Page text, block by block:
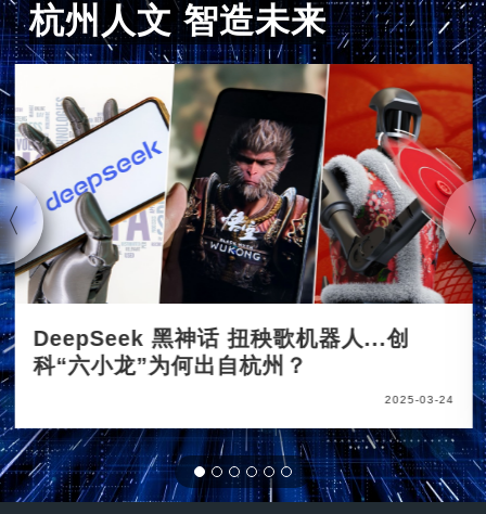
杭州人文 智造未来
DeepSeek 黑神话 扭秧歌机器人...创
科“六小龙”为何出自杭州？
2025-03-24